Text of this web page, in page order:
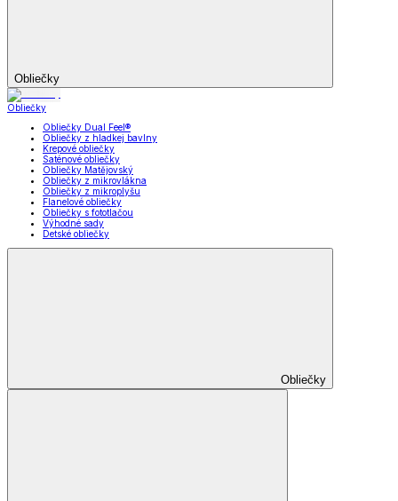
Obliečky
Obliečky
Obliečky Dual Feel®
Obliečky z hladkej bavlny
Krepové obliečky
Saténové obliečky
Obliečky Matějovský
Obliečky z mikrovlákna
Obliečky z mikroplyšu
Flanelové obliečky
Obliečky s fototlačou
Výhodné sady
Detské obliečky
Obliečky